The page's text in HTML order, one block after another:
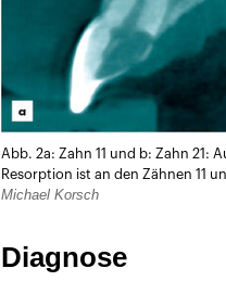
Abb. 2a: Zahn 11 und b: Zahn 21:
Resorption ist an den Zähnen 11
Michael Korsch
Diagnose